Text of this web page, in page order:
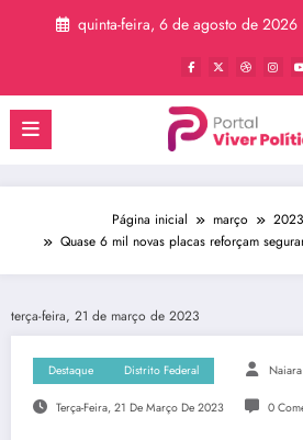
quinta-feira, 6 de agosto de 2026
Página inicial março 2023
Quase 6 mil novas placas reforçam
terça-feira, 21 de março de 2023
Destaque Distrito Federal
Terça-Feira, 21 De Março De 2023 0